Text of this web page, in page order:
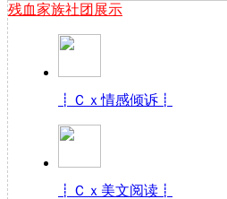
残血家族社团展示
┋Ｃｘ情感倾诉┋
┋Ｃｘ美文阅读┋